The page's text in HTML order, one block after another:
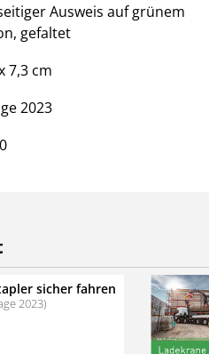
Ausweis auf grünem
gefaltet
7,3 cm
2023
sicher fahren
2023)